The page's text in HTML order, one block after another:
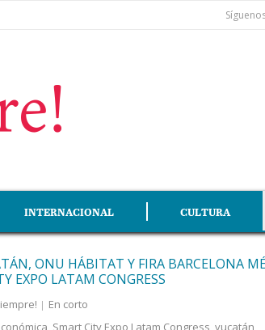
INTERNACIONAL CULTURA
ONU HÁBITAT Y FIRA BARCELONA
EXPO LATAM CONGRESS
En corto
, Smart City Expo Latam Congress,yucatán